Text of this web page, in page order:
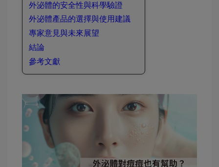
外泌體的安全性與科學驗證
外泌體產品的選擇與使用建議
專家意見與未來展望
結論
參考文獻